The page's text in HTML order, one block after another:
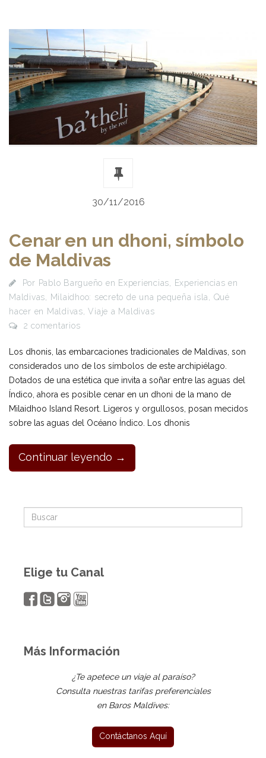
30/11/2016
Cenar en un dhoni, símbolo
de Maldivas
Por Pablo Bargueño en Experiencias, Experiencias en
Maldivas, Milaidhoo: secreto de una pequeña isla, Qué
hacer en Maldivas,Viaje a Maldivas
2 comentarios
Los dhonis, las embarcaciones tradicionales de Maldivas, son
considerados uno de los símbolos de este archipiélago.
Dotados de una estética que invita a soñar entre las aguas del
Índico, ahora es posible cenar en un dhoni de la mano de
Milaidhoo Island Resort. Ligeros y orgullosos, posan mecidos
sobre las aguas del Océano Índico. Los dhonis
Continuar leyendo →
Elige tu Canal
Más Información
¿Te apetece un viaje al paraíso?
Consulta nuestras tarifas preferenciales
en Baros Maldives: